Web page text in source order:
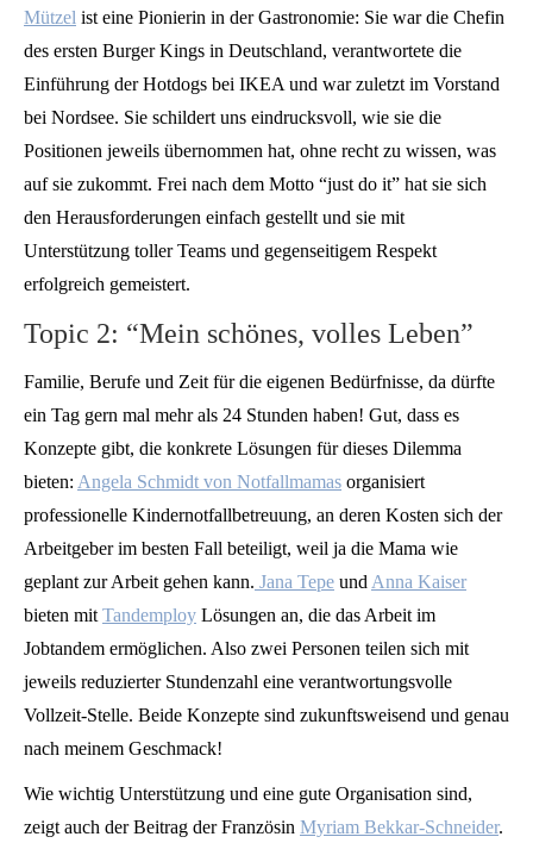
Mützel ist eine Pionierin in der Gastronomie: Sie war die Chefin
des ersten Burger Kings in Deutschland, verantwortete die
Einführung der Hotdogs bei IKEA und war zuletzt im Vorstand
bei Nordsee. Sie schildert uns eindrucksvoll, wie sie die
Positionen jeweils übernommen hat, ohne recht zu wissen, was
auf sie zukommt. Frei nach dem Motto “just do it” hat sie sich
den Herausforderungen einfach gestellt und sie mit
Unterstützung toller Teams und gegenseitigem Respekt
erfolgreich gemeistert.
Topic 2: “Mein schönes, volles Leben”
Familie, Berufe und Zeit für die eigenen Bedürfnisse, da dürfte
ein Tag gern mal mehr als 24 Stunden haben! Gut, dass es
Konzepte gibt, die konkrete Lösungen für dieses Dilemma
bieten: Angela Schmidt von Notfallmamas organisiert
professionelle Kindernotfallbetreuung, an deren Kosten sich der
Arbeitgeber im besten Fall beteiligt, weil ja die Mama wie
geplant zur Arbeit gehen kann. Jana Tepe und Anna Kaiser
bieten mit Tandemploy Lösungen an, die das Arbeit im
Jobtandem ermöglichen. Also zwei Personen teilen sich mit
jeweils reduzierter Stundenzahl eine verantwortungsvolle
Vollzeit-Stelle. Beide Konzepte sind zukunftsweisend und genau
nach meinem Geschmack!
Wie wichtig Unterstützung und eine gute Organisation sind,
zeigt auch der Beitrag der Französin Myriam Bekkar-Schneider.